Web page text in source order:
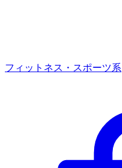
フィットネス・スポーツ系